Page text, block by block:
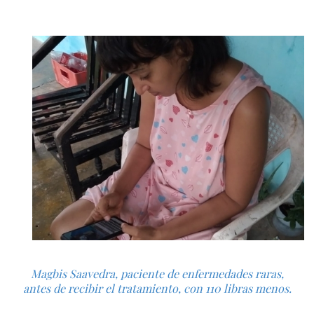
Magbis Saavedra, paciente de enfermedades raras,
antes de recibir el tratamiento, con 110 libras menos.